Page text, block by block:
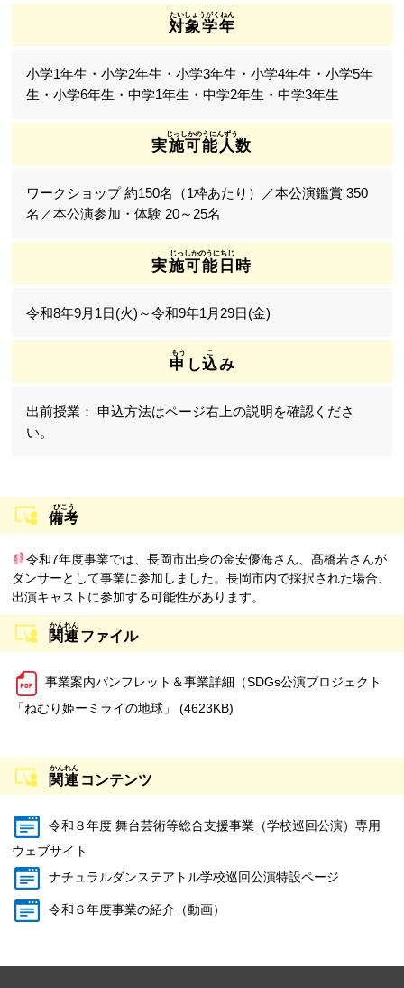
対象学年
小学1年生・小学2年生・小学3年生・小学4年生・小学5年
生・小学6年生・中学1年生・中学2年生・中学3年生
実施可能人数
ワークショップ 約150名（1枠あたり）／本公演鑑賞 350
名／本公演参加・体験 20～25名
実施可能日時
令和8年9月1日(火)～令和9年1月29日(金)
申 し込み
申込方法はページ右上の説明を確認くださ
い。
備考
令和7年度事業では、長岡市出身の金安優海さん、髙橋若さんが
ダンサーとして事業に参加しました。長岡市内で採択された場合、
出演キャストに参加する可能性があります。
関連ファイル
事業案内パンフレット＆事業詳細（SDGs公演プロジェクト
「ねむり姫ーミライの地球」 (4623KB)
関連 コンテンツ
令和８年度 舞台芸術等総合支援事業（学校巡回公演）専用
ウェブサイト
ナチュラルダンステアトル学校巡回公演特設ページ
令和６年度事業の紹介（動画）